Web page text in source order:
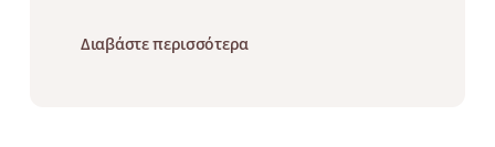
Διαβάστε περισσότερα